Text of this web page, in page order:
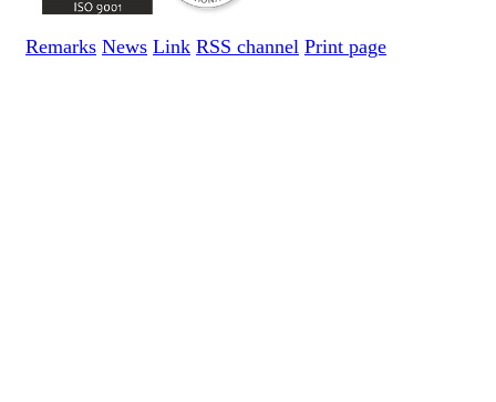
Remarks News Link RSS channel Print page